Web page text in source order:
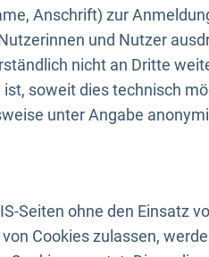
Anschrift) zur
und Nutzer
nicht an Dritte
soweit dies technisch
unter Angabe
Seiten ohne den Einsatz
Cookies zulassen,